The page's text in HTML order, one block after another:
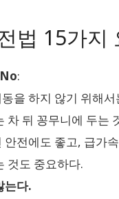
법 15가지
:
을 하지 않기 위해
차 뒤 꽁무니에 두는
전에도 좋고, 급가
것도 중요하다.
는다.